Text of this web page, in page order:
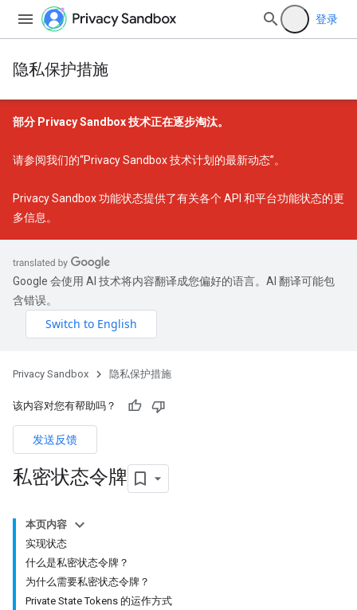
登录
隐私保护措施
部分 Privacy Sandbox 技术正在逐步淘汰。
请参阅我们的“Privacy Sandbox 技术计划的最新动态”。
Privacy Sandbox 功能状态提供了有关各个 API 和平台功能状态的更
多信息。
Google 会使用 AI 技术将内容翻译成您偏好的语言。AI 翻译可能包
含错误。
Privacy Sandbox 隐私保护措施
该内容对您有帮助吗？
发送反馈
私密状态令牌
本页内容
实现状态
什么是私密状态令牌？
为什么需要私密状态令牌？
Private State Tokens 的运作方式